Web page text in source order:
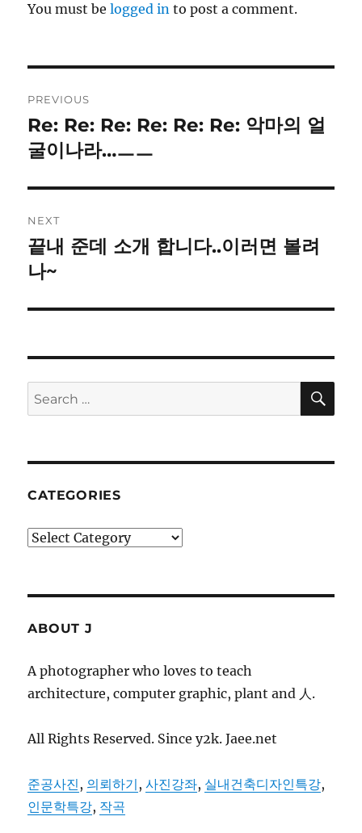
You must belogged in to post a comment.
navigation
PREVIOUS
Previous
post:
Re: Re: Re: Re: Re: Re: 악마의 얼
굴이나라…ㅡㅡ
NEXT
Next
post:
끝내 준데 소개 합니다..이러면 볼려
나~
Search
for:
CATEGORIES
Categories
ABOUT J
A photographer who loves to teach
architecture, computer graphic, plant and 人.
All Rights Reserved. Since y2k. Jaee.net
준공사진, 의뢰하기,사진강좌, 실내건축디자인특강,
인문학특강, 작곡